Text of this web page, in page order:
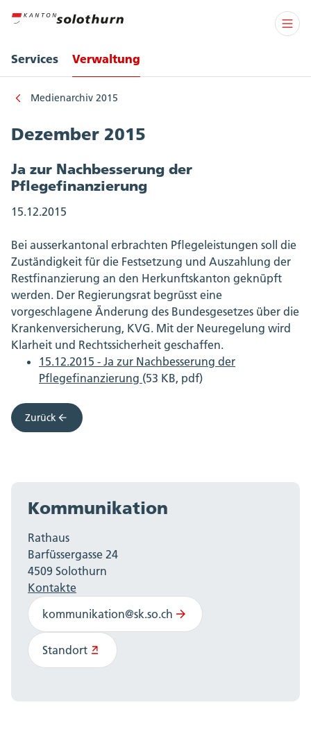
Services Verwaltung
Medienarchiv 2015
Dezember 2015
Ja zur Nachbesserung der
Pflegefinanzierung
15.12.2015
Bei ausserkantonal erbrachten Pflegeleistungen soll die
Zuständigkeit für die Festsetzung und Auszahlung der
Restfinanzierung an den Herkunftskanton geknüpft
werden. Der Regierungsrat begrüsst eine
vorgeschlagene Änderung des Bundesgesetzes über die
Krankenversicherung, KVG. Mit der Neuregelung wird
Klarheit und Rechtssicherheit geschaffen.
15.12.2015 - Ja zur Nachbesserung der
Pflegefinanzierung (53 KB, pdf)
Zurück
Kommunikation
Rathaus
Barfüssergasse 24
4509 Solothurn
Kontakte
kommunikation@sk.so.ch
Standort